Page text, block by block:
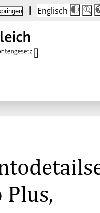
Englisch
Die
auf
100
100